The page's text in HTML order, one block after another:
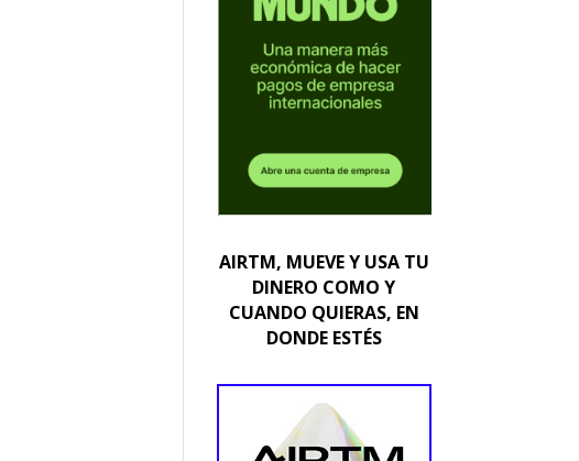
AIRTM, MUEVE Y USA TU
DINERO COMO Y
CUANDO QUIERAS, EN
DONDE ESTÉS